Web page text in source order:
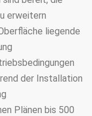
erweitern
liegende
der Installation
Plänen bis 500